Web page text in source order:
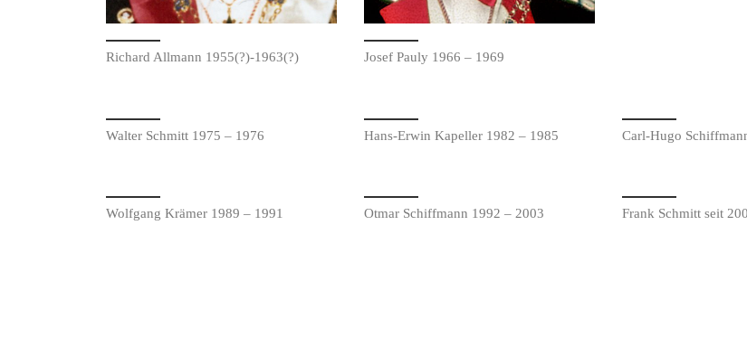
Richard Allmann 1955(?)-1963(?) Josef Pauly 1966 – 1969
Walter Schmitt 1975 – 1976 Hans-Erwin Kapeller 1982 – 1985 Carl-Hugo
Wolfgang Krämer 1989 – 1991 Otmar Schiffmann 1992 – 2003 Frank Schmitt seit